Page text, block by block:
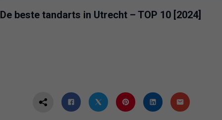
De beste tandarts in Utrecht – TOP 10 [2024]